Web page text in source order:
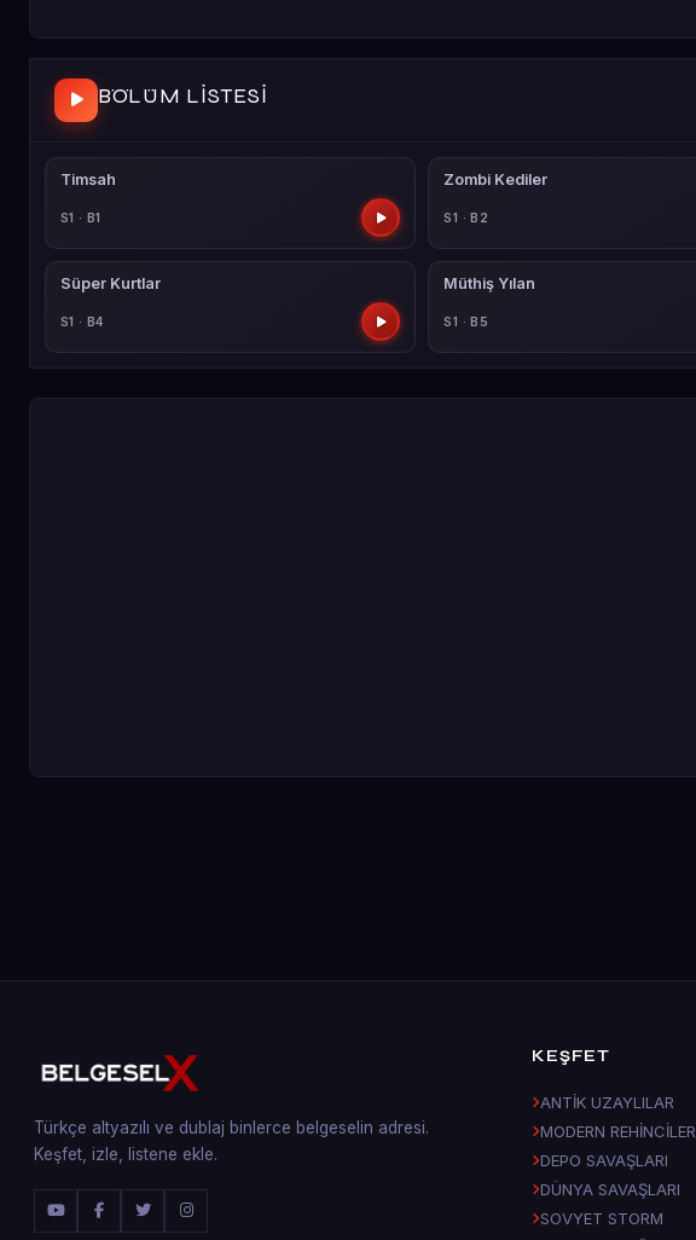
BÖLÜM LISTESI
Timsah
S1 · B1
Zombi Kediler
S1 · B2
Süper Kurtlar
S1 · B4
Müthiş Yılan
S1 · B5
Türkçe altyazılı ve dublaj binlerce belgeselin adresi.
Keşfet, izle, listene ekle.
KEŞFET
ANTİK UZAYLILAR
MODERN REHİNCİLER
DEPO SAVAŞLARI
DÜNYA SAVAŞLARI
SOVYET STORM